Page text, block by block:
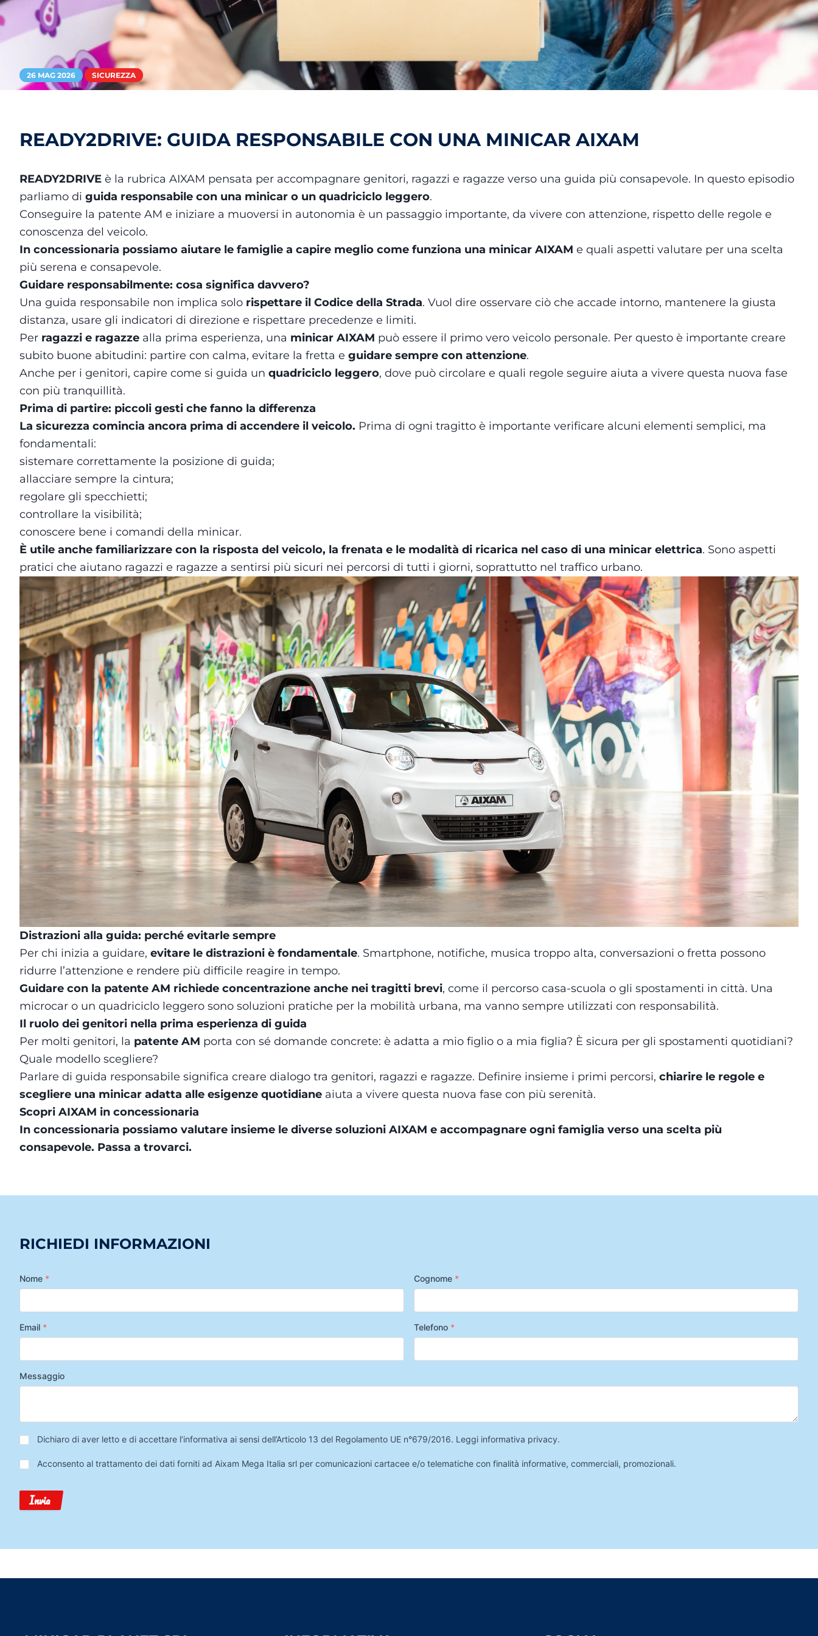
26 MAG 2026 SICUREZZA
READY2DRIVE: GUIDA RESPONSABILE CON UNA MINICAR AIXAM
READY2DRIVE è la rubrica AIXAM pensata per accompagnare genitori, ragazzi e ragazze verso una guida più consapevole. In questo episodio
parliamo di guida responsabile con una minicar o un quadriciclo leggero.
Conseguire la patente AM e iniziare a muoversi in autonomia è un passaggio importante, da vivere con attenzione, rispetto delle regole e
conoscenza del veicolo.
In concessionaria possiamo aiutare le famiglie a capire meglio come funziona una minicar AIXAM e quali aspetti valutare per una scelta
più serena e consapevole.
Guidare responsabilmente: cosa significa davvero?
Una guida responsabile non implica solo rispettare il Codice della Strada. Vuol dire osservare ciò che accade intorno, mantenere la giusta
distanza, usare gli indicatori di direzione e rispettare precedenze e limiti.
Per ragazzi e ragazze alla prima esperienza, una minicar AIXAM può essere il primo vero veicolo personale. Per questo è importante creare
subito buone abitudini: partire con calma, evitare la fretta e guidare sempre con attenzione.
Anche per i genitori, capire come si guida un quadriciclo leggero, dove può circolare e quali regole seguire aiuta a vivere questa nuova fase
con più tranquillità.
Prima di partire: piccoli gesti che fanno la differenza
La sicurezza comincia ancora prima di accendere il veicolo. Prima di ogni tragitto è importante verificare alcuni elementi semplici, ma
fondamentali:
sistemare correttamente la posizione di guida;
allacciare sempre la cintura;
regolare gli specchietti;
controllare la visibilità;
conoscere bene i comandi della minicar.
È utile anche familiarizzare con la risposta del veicolo, la frenata e le modalità di ricarica nel caso di una minicar elettrica. Sono aspetti
pratici che aiutano ragazzi e ragazze a sentirsi più sicuri nei percorsi di tutti i giorni, soprattutto nel traffico urbano.
Distrazioni alla guida: perché evitarle sempre
Per chi inizia a guidare, evitare le distrazioni è fondamentale. Smartphone, notifiche, musica troppo alta, conversazioni o fretta possono
ridurre l’attenzione e rendere più difficile reagire in tempo.
Guidare con la patente AM richiede concentrazione anche nei tragitti brevi, come il percorso casa-scuola o gli spostamenti in città. Una
microcar o un quadriciclo leggero sono soluzioni pratiche per la mobilità urbana, ma vanno sempre utilizzati con responsabilità.
Il ruolo dei genitori nella prima esperienza di guida
Per molti genitori, la patente AM porta con sé domande concrete: è adatta a mio figlio o a mia figlia? È sicura per gli spostamenti quotidiani?
Quale modello scegliere?
Parlare di guida responsabile significa creare dialogo tra genitori, ragazzi e ragazze. Definire insieme i primi percorsi, chiarire le regole e
scegliere una minicar adatta alle esigenze quotidiane aiuta a vivere questa nuova fase con più serenità.
Scopri AIXAM in concessionaria
In concessionaria possiamo valutare insieme le diverse soluzioni AIXAM e accompagnare ogni famiglia verso una scelta più
consapevole. Passa a trovarci.
RICHIEDI INFORMAZIONI
Nome * Cognome *
Email * Telefono *
Messaggio
Privacy*
Dichiaro di aver letto e di accettare l’informativa ai sensi dell’Articolo 13 del Regolamento UE n°679/2016. Leggi informativa privacy.
Trattamento
Dati
Acconsento al trattamento dei dati forniti ad Aixam Mega Italia srl per comunicazioni cartacee e/o telematiche con finalità informative, commerciali, promozionali.
Invia